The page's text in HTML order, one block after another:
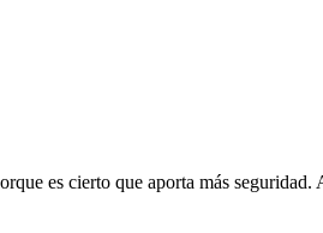
es cierto que aporta más